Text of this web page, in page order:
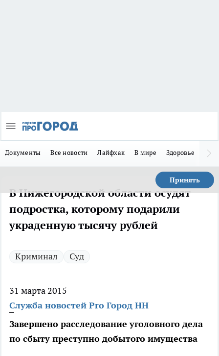
Документы Все новости Лайфхак В мире Здоровье
Принять
В Нижегородской области осудят
подростка, которому подарили
украденную тысячу рублей
Криминал Суд
31 марта 2015
Служба новостей Pro Город НН
Завершено расследование уголовного дела
по сбыту преступно добытого имущества